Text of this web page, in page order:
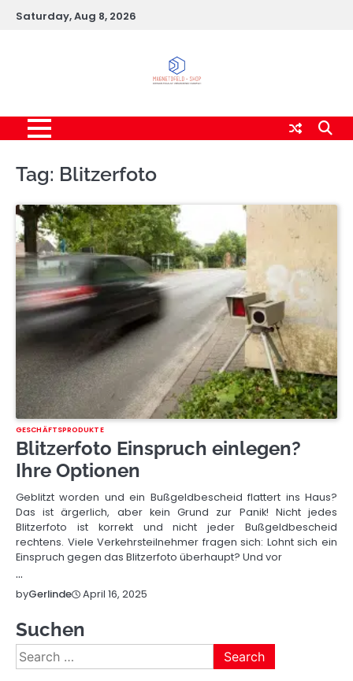
SkipSaturday, Aug 8, 2026
Tag: Blitzerfoto
GESCHÄFTSPRODUKTE
Blitzerfoto Einspruch einlegen?
Ihre Optionen
Geblitzt worden und ein Bußgeldbescheid flattert ins Haus?
Das ist ärgerlich, aber kein Grund zur Panik! Nicht jedes
Blitzerfoto ist korrekt und nicht jeder Bußgeldbescheid
rechtens. Viele Verkehrsteilnehmer fragen sich: Lohnt sich ein
Einspruch gegen das Blitzerfoto überhaupt? Und vor
…
byGerlinde April 16, 2025
Suchen
Search
for: